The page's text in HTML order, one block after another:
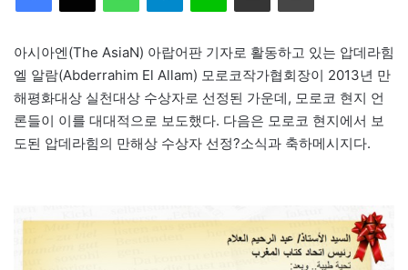
아시아엔(The AsiaN) 아랍어판 기자로 활동하고 있는 압데라힘
엘 알람(Abderrahim El Allam) 모로코작가협회장이 2013년 만
해평화대상 실천대상 수상자로 선정된 가운데, 모로코 현지 언
론들이 이를 대대적으로 보도했다. 다음은 모로코 현지에서 보
도된 압데라힘의 만해상 수상자 선정?소식과 축하메시지다.